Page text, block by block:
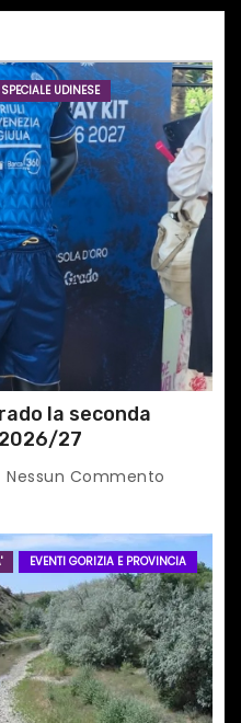
SPECIALE UDINESE
la seconda
27
Nessun Commento
EVENTI GORIZIA E PROVINCIA